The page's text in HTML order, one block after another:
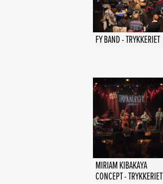
FY BAND - TRYKKERIET
MIRIAM KIBAKAYA
CONCEPT - TRYKKERIET